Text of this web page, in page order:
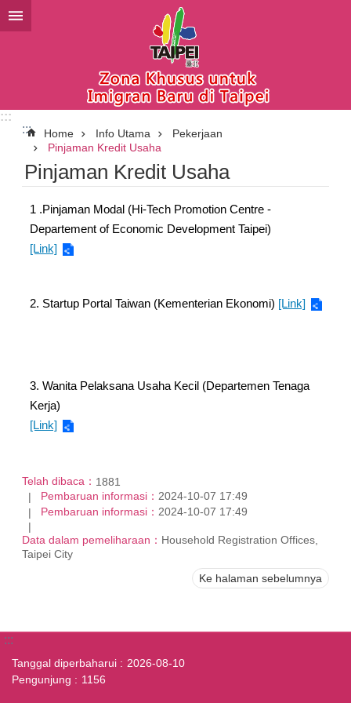
Lompat ke blok konten utama
:::
:::
Home Info Utama
Pekerjaan
Pinjaman Kredit Usaha
Pinjaman Kredit Usaha
1 .Pinjaman Modal (Hi-Tech Promotion Centre -
Departement of Economic Development Taipei)
[Link]
2. Startup Portal Taiwan (Kementerian Ekonomi) [Link]
3. Wanita Pelaksana Usaha Kecil (Departemen Tenaga
Kerja)
[Link]
Telah dibaca： 1881
Pembaruan informasi： 2024-10-07 17:49
Pembaruan informasi： 2024-10-07 17:49
Data dalam pemeliharaan： Household Registration Offices,
Taipei City
Ke halaman sebelumnya
:::
Tanggal diperbaharui
2026-08-10
Pengunjung
1156